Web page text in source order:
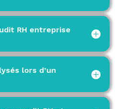
RH entreprise
lors d’un